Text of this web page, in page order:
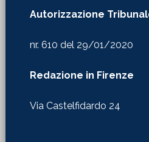
Autorizzazione
nr. 610 del 29/01/2020
Redazione in Firenze
Via Castelfidardo 24